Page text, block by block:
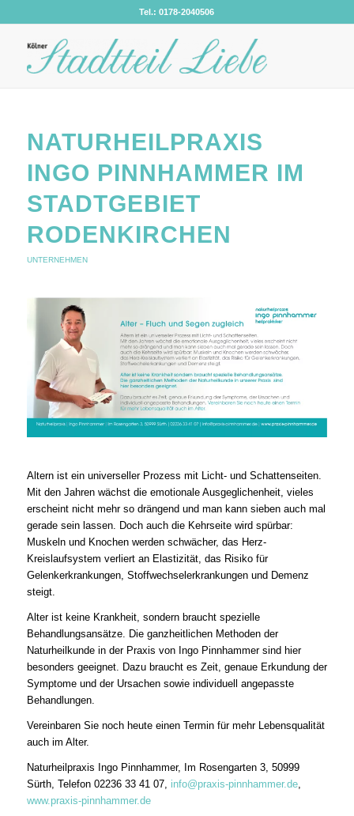
Tel.: 0178-2040506
NATURHEILPRAXIS
INGO PINNHAMMER IM
STADTGEBIET
RODENKIRCHEN
UNTERNEHMEN
Altern ist ein universeller Prozess mit Licht- und Schattenseiten.
Mit den Jahren wächst die emotionale Ausgeglichenheit, vieles
erscheint nicht mehr so drängend und man kann sieben auch mal
gerade sein lassen. Doch auch die Kehrseite wird spürbar:
Muskeln und Knochen werden schwächer, das Herz-
Kreislaufsystem verliert an Elastizität, das Risiko für
Gelenkerkrankungen, Stoffwechselerkrankungen und Demenz
steigt.
Alter ist keine Krankheit, sondern braucht spezielle
Behandlungsansätze. Die ganzheitlichen Methoden der
Naturheilkunde in der Praxis von Ingo Pinnhammer sind hier
besonders geeignet. Dazu braucht es Zeit, genaue Erkundung der
Symptome und der Ursachen sowie individuell angepasste
Behandlungen.
Vereinbaren Sie noch heute einen Termin für mehr Lebensqualität
auch im Alter.
Naturheilpraxis Ingo Pinnhammer, Im Rosengarten 3, 50999
Sürth, Telefon 02236 33 41 07, info@praxis-pinnhammer.de,
www.praxis-pinnhammer.de